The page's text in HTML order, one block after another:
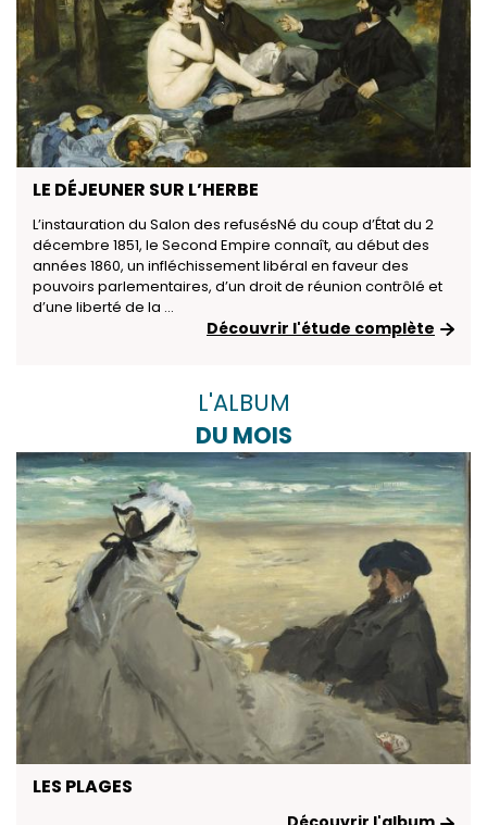
LE DÉJEUNER SUR L’HERBE
L’instauration du Salon des refusésNé du coup d’État du 2
décembre 1851, le Second Empire connaît, au début des
années 1860, un infléchissement libéral en faveur des
pouvoirs parlementaires, d’un droit de réunion contrôlé et
d’une liberté de la ...
Découvrir l'étude complète
L'ALBUM
DU MOIS
LES PLAGES